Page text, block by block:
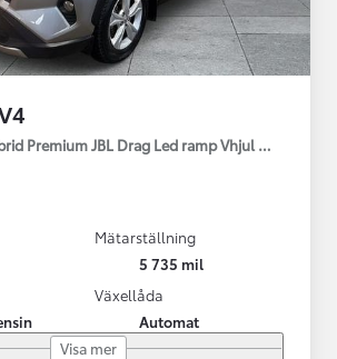
Premium JBL Drag Led ramp Vhjul motorv
Mätarställning
5 735 mil
Växellåda
Automat
Visa mer